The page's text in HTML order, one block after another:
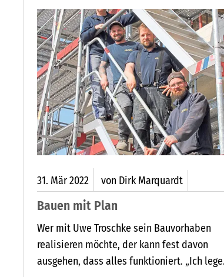
31. Mär2022 von Dirk Marquardt
Bauen mit Plan
Wer mit Uwe Troschke sein Bauvorhaben
realisieren möchte, der kann fest davon
ausgehen, dass alles funktioniert. „Ich lege